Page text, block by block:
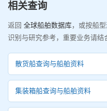
相关查询
返回 全球船舶数据库，或按船
识别与研究参考，重要业务请结
散货船查询与船舶资料
集装箱船查询与船舶资料